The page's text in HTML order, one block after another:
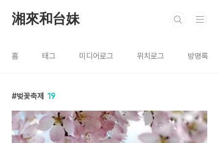
湘來和台妹
홈 태그 미디어로그 위치로그 방명록
벚꽃축제 19